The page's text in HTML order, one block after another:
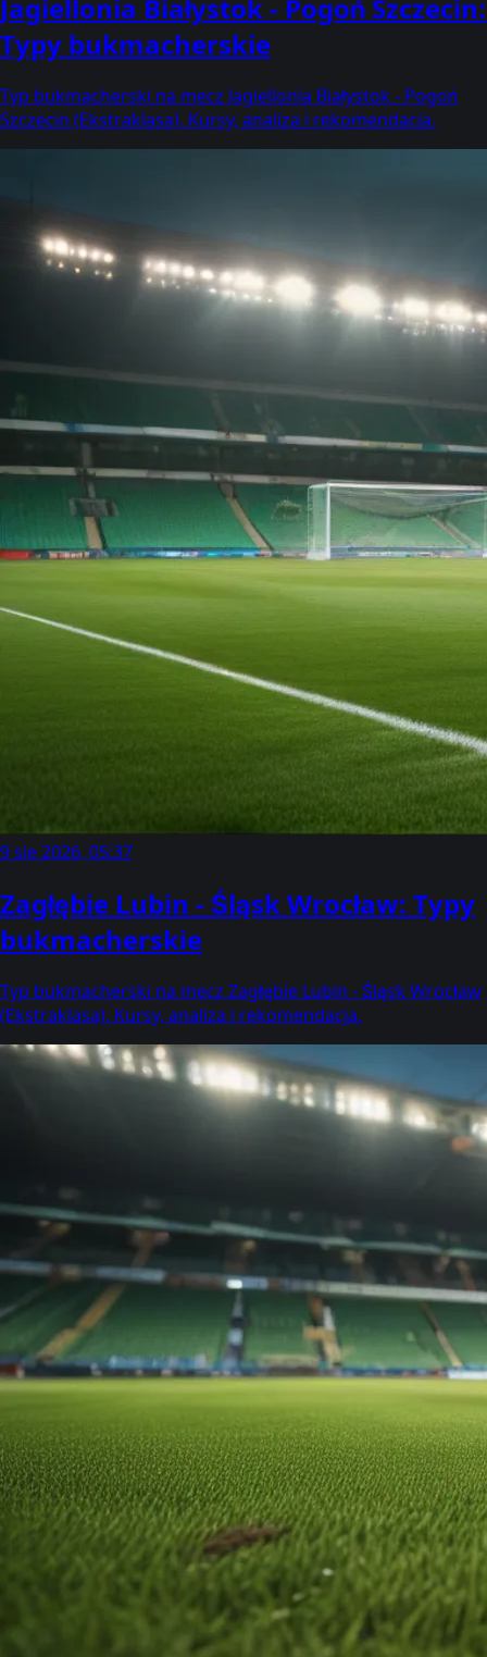
Jagiellonia Białystok - Pogoń Szczecin:
Typy bukmacherskie
Typ bukmacherski na mecz Jagiellonia Białystok - Pogoń
Szczecin (Ekstraklasa). Kursy, analiza i rekomendacja.
9 sie 2026, 05:37
Zagłębie Lubin - Śląsk Wrocław: Typy
bukmacherskie
Typ bukmacherski na mecz Zagłębie Lubin - Śląsk Wrocław
(Ekstraklasa). Kursy, analiza i rekomendacja.